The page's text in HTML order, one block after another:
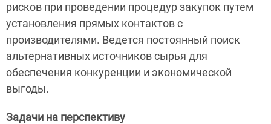
рисков при проведении процедур закупок путем
установления прямых контактов с
производителями. Ведется постоянный поиск
альтернативных источников сырья для
обеспечения конкуренции и экономической
выгоды.
Задачи на перспективу